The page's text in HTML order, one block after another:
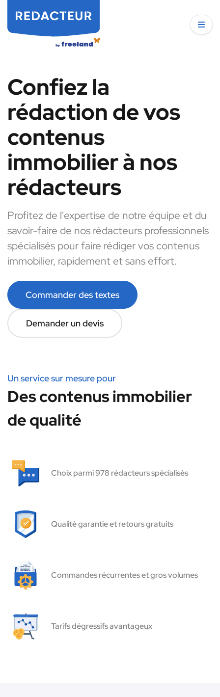
Confiez la
rédaction de vos
contenus
immobilier à nos
rédacteurs
Profitez de l'expertise de notre équipe et du
savoir-faire de nos rédacteurs professionnels
spécialisés pour faire rédiger vos contenus
immobilier, rapidement et sans effort.
Commander des textes
Demander un devis
Un service sur mesure pour
Des contenus immobilier
de qualité
Choix parmi 978 rédacteurs spécialisés
Qualité garantie et retours gratuits
Commandes récurrentes et gros volumes
Tarifs dégressifs avantageux